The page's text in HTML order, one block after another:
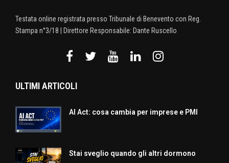
Testata online registrata presso Tribunale di Benevento con Reg.
Stampa n°3/18 | Direttore Responsabile: Dante Ruscello
ULTIMI ARTICOLI
AI Act: cosa cambia per imprese e PMI
Stai sveglio quando gli altri dormono